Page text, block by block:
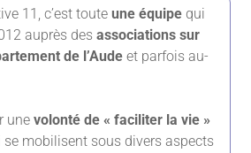
11, c’est toute une équipe qui
auprès desassociations sur
de l’Audeet parfois au-
unevolonté de « faciliter la vie »
se mobilisent sous divers aspects